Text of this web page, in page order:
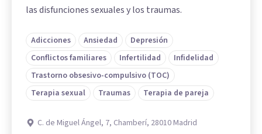
las disfunciones sexuales y los traumas.
Adicciones Ansiedad
Depresión
Conflictos familiares
Infertilidad
Infidelidad
Trastorno obsesivo-compulsivo (TOC)
Terapia sexual
Traumas Terapia de pareja
C. de Miguel Ángel, 7, Chamberí, 28010 Madrid